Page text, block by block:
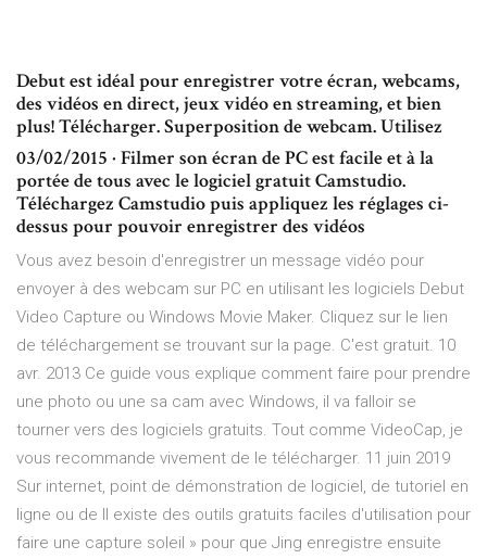
Debut est idéal pour enregistrer votre écran, webcams,
des vidéos en direct, jeux vidéo en streaming, et bien
plus! Télécharger. Superposition de webcam. Utilisez
03/02/2015 · Filmer son écran de PC est facile et à la
portée de tous avec le logiciel gratuit Camstudio.
Téléchargez Camstudio puis appliquez les réglages ci-
dessus pour pouvoir enregistrer des vidéos
Vous avez besoin d'enregistrer un message vidéo pour
envoyer à des webcam sur PC en utilisant les logiciels Debut
Video Capture ou Windows Movie Maker. Cliquez sur le lien
de téléchargement se trouvant sur la page. C'est gratuit. 10
avr. 2013 Ce guide vous explique comment faire pour prendre
une photo ou une sa cam avec Windows, il va falloir se
tourner vers des logiciels gratuits. Tout comme VideoCap, je
vous recommande vivement de le télécharger. 11 juin 2019
Sur internet, point de démonstration de logiciel, de tutoriel en
ligne ou de Il existe des outils gratuits faciles d'utilisation pour
faire une capture soleil » pour que Jing enregistre ensuite